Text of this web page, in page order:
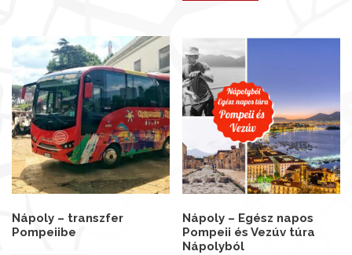
Nápoly – transzfer
Pompeiibe
Nápoly – Egész napos
Pompeii és Vezúv túra
Nápolyból